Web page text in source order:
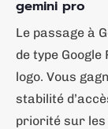
gemini pro
Le passage à
de type
logo. Vous
stabilité
priorité sur les